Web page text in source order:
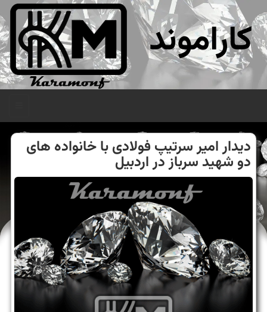
کاراموند
دیدار امیر سرتیپ فولادی با خانواده های
دو شهید سرباز در اردبیل